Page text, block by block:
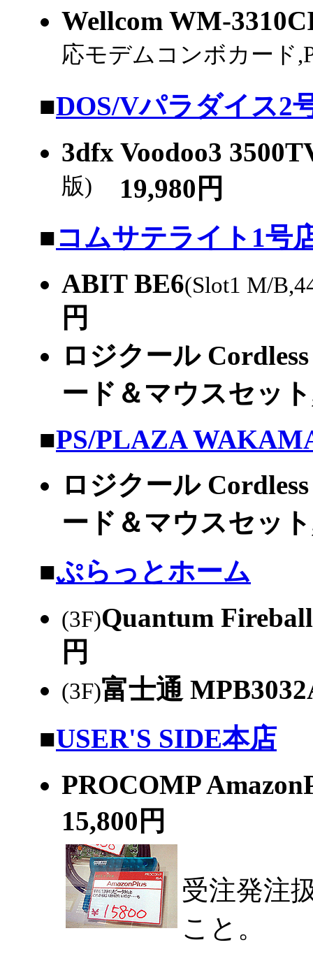
Wellcom WM-
応モデムコンボカード
■DOS/Vパラダイス2
3dfx Voodoo3
版) 19,980円
■コムサテライト1号
ABIT BE6(Slot1 M/
円
ロジクール
ード＆マウスセッ
■PS/PLAZA
ロジクール
ード＆マウスセッ
■ぷらっとホーム
(3F)Quantum
円
(3F)富士通
■USER'S SIDE本店
PROCOMP
15,800円
受注発注
こと。